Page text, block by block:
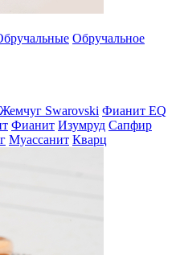
Обручальное
Жемчуг Swarovski Фианит EQ
Фианит Изумруд Сапфир
Муассанит Кварц